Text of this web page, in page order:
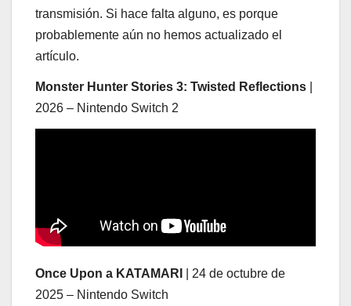
transmisión. Si hace falta alguno, es porque
probablemente aún no hemos actualizado el
artículo.
Monster Hunter Stories 3: Twisted Reflections
2026 – Nintendo Switch 2
Once Upon a KATAMARI
| 24 de octubre de
2025 – Nintendo Switch